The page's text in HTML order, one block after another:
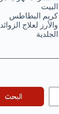
البيت
كريم البطاطس
والأرز لعلاج الزوائد
الجلدية
البحث